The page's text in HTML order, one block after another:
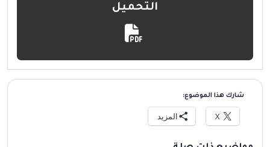
التحميل
شارك هذا الموضوع:
X المزيد